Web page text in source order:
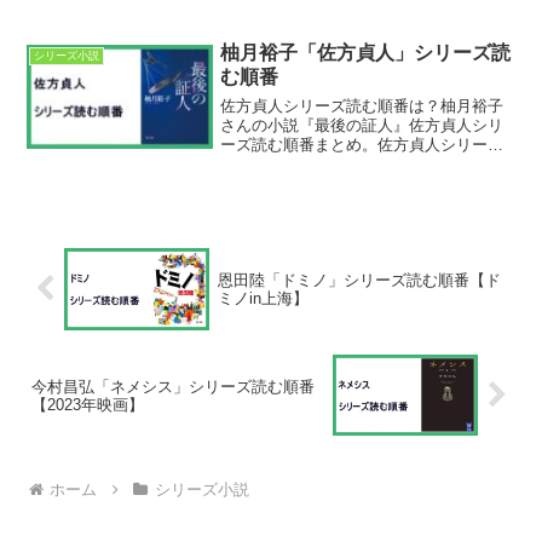
のサクラ最新刊は『月下のサクラ』。文
庫本が2024年2...
シリーズ小説
柚月裕子「佐方貞人」シリーズ読
む順番
佐方貞人シリーズ読む順番は？柚月裕子
さんの小説『最後の証人』佐方貞人シリ
ーズ読む順番まとめ。佐方貞人シリーズ
恩田陸「ドミノ」シリーズ読む順番【ド
ミノin上海】
今村昌弘「ネメシス」シリーズ読む順番
【2023年映画】
ホーム シリーズ小説